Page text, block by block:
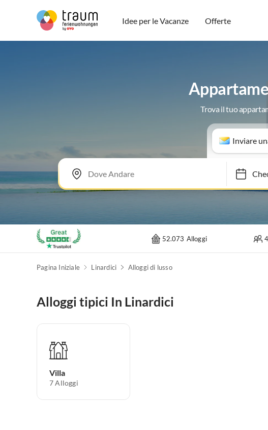
Idee per le Vacanze Offerte
Trova il tuo
Inviare
52.073 Alloggi
Pagina Iniziale Linardici Alloggi di lusso
Alloggi tipici In Linardici
Villa
7 Alloggi